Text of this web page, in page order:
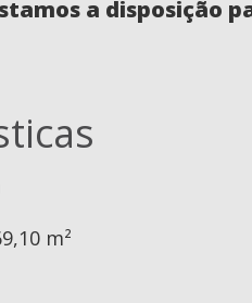
a disposição
m²